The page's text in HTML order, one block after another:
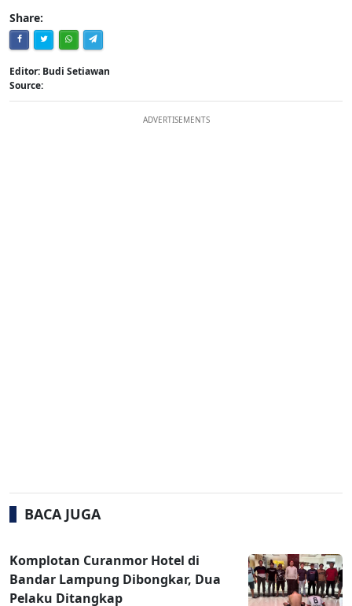
Share:
Editor: Budi Setiawan
Source:
ADVERTISEMENTS
BACA JUGA
Komplotan Curanmor Hotel di
Bandar Lampung Dibongkar, Dua
Pelaku Ditangkap